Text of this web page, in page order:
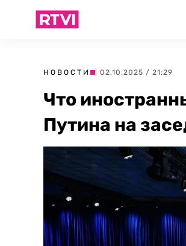
НОВОСТИ | 02.10.2025 / 21:29
Что
Путина на